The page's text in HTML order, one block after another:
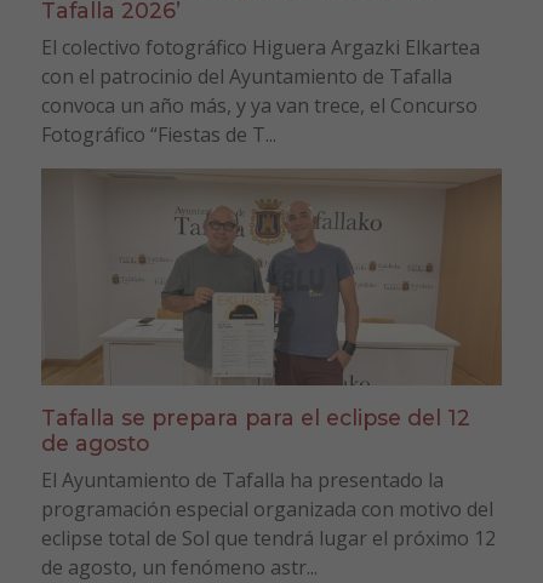
Tafalla 2026’
El colectivo fotográfico Higuera Argazki Elkartea
con el patrocinio del Ayuntamiento de Tafalla
convoca un año más, y ya van trece, el Concurso
Fotográfico “Fiestas de T...
Tafalla se prepara para el eclipse del 12
de agosto
El Ayuntamiento de Tafalla ha presentado la
programación especial organizada con motivo del
eclipse total de Sol que tendrá lugar el próximo 12
de agosto, un fenómeno astr...